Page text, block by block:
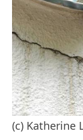
(c) Katherine